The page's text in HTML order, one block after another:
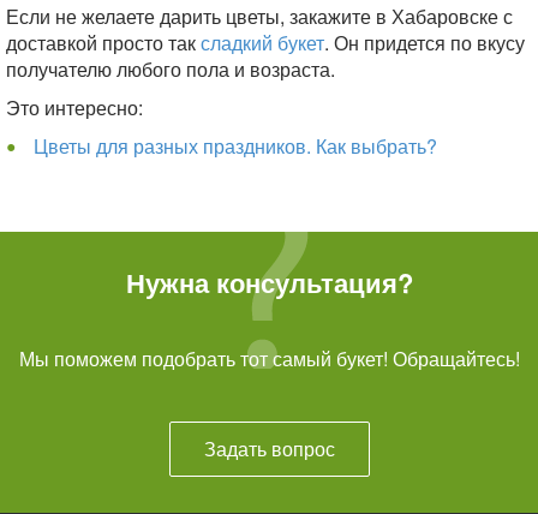
Если не желаете дарить цветы, закажите в Хабаровске с
доставкой просто таксладкий букет. Он придется по вкусу
получателю любого пола и возраста.
Это интересно:
Цветы для разных праздников. Как выбрать?
Нужна консультация?
Мы поможем подобрать тот самый букет! Обращайтесь!
Задать вопрос